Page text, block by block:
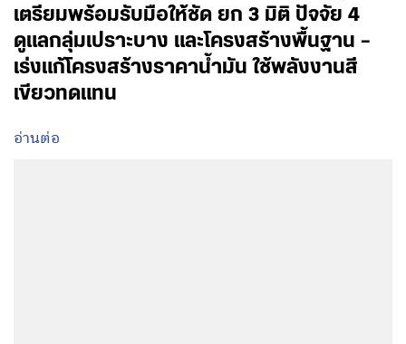
เตรียมพร้อมรับมือให้ชัด ยก 3 มิติ ปัจจัย 4
ดูแลกลุ่มเปราะบาง และโครงสร้างพื้นฐาน –
เร่งแก้โครงสร้างราคาน้ำมัน ใช้พลังงานสี
เขียวทดแทน
อ่านต่อ